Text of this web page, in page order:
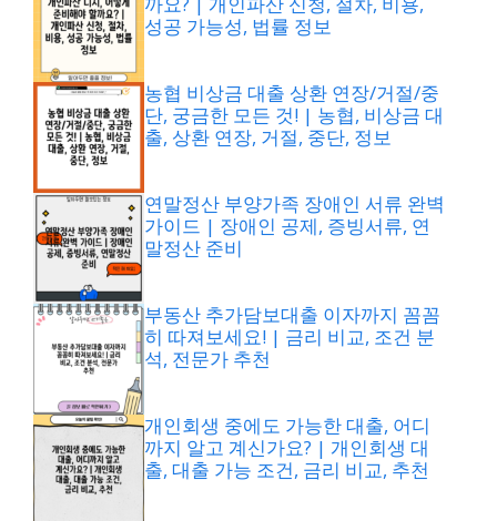
성공 가능성, 법률 정보
농협 비상금 대출 상환 연장/거절/중
단, 궁금한 모든 것! | 농협, 비상금 대
출, 상환 연장, 거절, 중단, 정보
연말정산 부양가족 장애인 서류 완벽
가이드 | 장애인 공제, 증빙서류, 연
말정산 준비
부동산 추가담보대출 이자까지 꼼꼼
히 따져보세요! | 금리 비교, 조건 분
석, 전문가 추천
개인회생 중에도 가능한 대출, 어디
까지 알고 계신가요? | 개인회생 대
출, 대출 가능 조건, 금리 비교, 추천